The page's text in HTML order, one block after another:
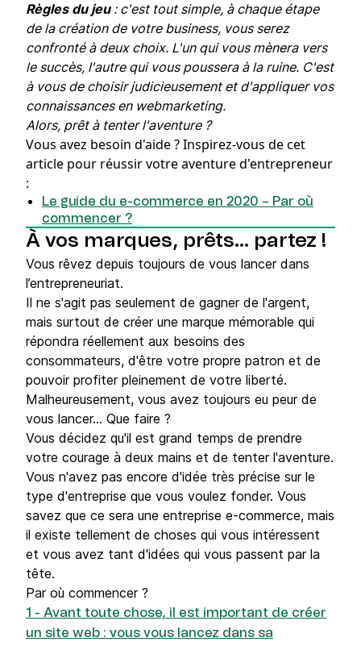
Règles du jeu : c'est tout simple, à chaque étape
de la création de votre business, vous serez
confronté à deux choix. L'un qui vous mènera vers
le succès, l'autre qui vous poussera à la ruine. C'est
à vous de choisir judicieusement et d'appliquer vos
connaissances en webmarketing.
Alors, prêt à tenter l'aventure ?
Vous avez besoin d'aide ?Inspirez-vous de cet
article pour réussir votre aventure d'entrepreneur
:
Le guide du e-commerce en 2020 – Par où
commencer ?
À vos marques, prêts... partez !
Vous rêvez depuis toujours de vous lancer dans
l’entrepreneuriat.
Il ne s'agit pas seulement de gagner de l'argent,
mais surtout de créer une marque mémorable qui
répondra réellement aux besoins des
consommateurs, d'être votre propre patron et de
pouvoir profiter pleinement de votre liberté.
Malheureusement, vous avez toujours eu peur de
vous lancer... Que faire ?
Vous décidez qu'il est grand temps de prendre
votre courage à deux mains et de tenter l'aventure.
Vous n'avez pas encore d'idée très précise sur le
type d'entreprise que vous voulez fonder. Vous
savez que ce sera une entreprise e-commerce, mais
il existe tellement de choses qui vous intéressent
et vous avez tant d'idées qui vous passent par la
tête.
Par où commencer ?
1 - Avant toute chose, il est important de créer
un site web : vous vous lancez dans sa